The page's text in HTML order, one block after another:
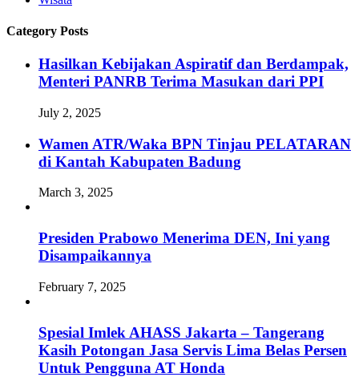
Category Posts
Hasilkan Kebijakan Aspiratif dan Berdampak,
Menteri PANRB Terima Masukan dari PPI
July 2, 2025
Wamen ATR/Waka BPN Tinjau PELATARAN
di Kantah Kabupaten Badung
March 3, 2025
Presiden Prabowo Menerima DEN, Ini yang
Disampaikannya
February 7, 2025
Spesial Imlek AHASS Jakarta – Tangerang
Kasih Potongan Jasa Servis Lima Belas Persen
Untuk Pengguna AT Honda